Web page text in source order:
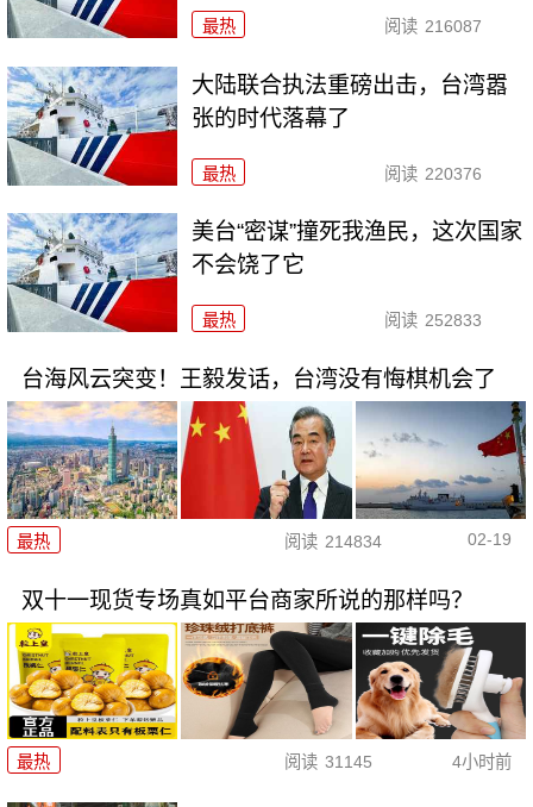
最热 阅读 216087
大陆联合执法重磅出击，台湾嚣
张的时代落幕了
最热 阅读 220376
美台“密谋”撞死我渔民，这次国家
不会饶了它
最热 阅读 252833
台海风云突变！王毅发话，台湾没有悔棋机会了
最热 阅读 214834 02-19
双十一现货专场真如平台商家所说的那样吗？
最热 阅读 31145 4小时前